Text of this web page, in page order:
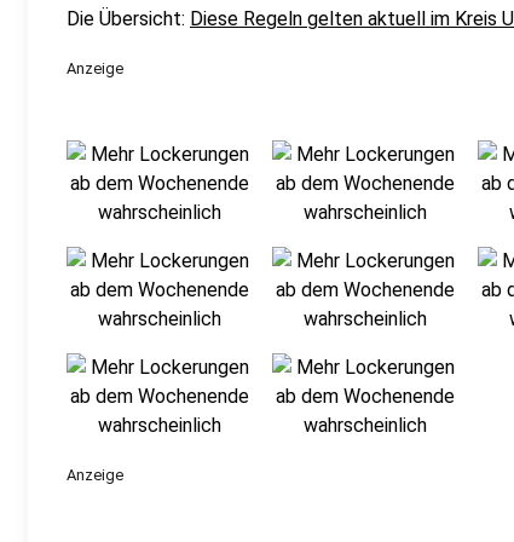
Die Übersicht: Diese Regeln gelten aktuell im Kreis
Anzeige
Anzeige